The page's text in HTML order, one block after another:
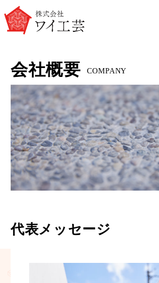
会社概要 COMPANY
代表メッセージ